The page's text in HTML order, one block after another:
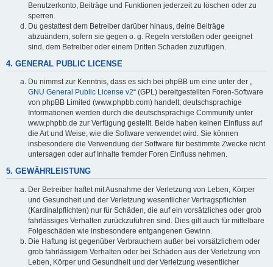
Benutzerkonto, Beiträge und Funktionen jederzeit zu löschen oder zu
sperren.
Du gestattest dem Betreiber darüber hinaus, deine Beiträge
abzuändern, sofern sie gegen o. g. Regeln verstoßen oder geeignet
sind, dem Betreiber oder einem Dritten Schaden zuzufügen.
4. GENERAL PUBLIC LICENSE
Du nimmst zur Kenntnis, dass es sich bei phpBB um eine unter der „
GNU General Public License v2“ (GPL) bereitgestellten Foren-Software
von phpBB Limited (www.phpbb.com) handelt; deutschsprachige
Informationen werden durch die deutschsprachige Community unter
www.phpbb.de zur Verfügung gestellt. Beide haben keinen Einfluss auf
die Art und Weise, wie die Software verwendet wird. Sie können
insbesondere die Verwendung der Software für bestimmte Zwecke nicht
untersagen oder auf Inhalte fremder Foren Einfluss nehmen.
5. GEWÄHRLEISTUNG
Der Betreiber haftet mit Ausnahme der Verletzung von Leben, Körper
und Gesundheit und der Verletzung wesentlicher Vertragspflichten
(Kardinalpflichten) nur für Schäden, die auf ein vorsätzliches oder grob
fahrlässiges Verhalten zurückzuführen sind. Dies gilt auch für mittelbare
Folgeschäden wie insbesondere entgangenen Gewinn.
Die Haftung ist gegenüber Verbrauchern außer bei vorsätzlichem oder
grob fahrlässigem Verhalten oder bei Schäden aus der Verletzung von
Leben, Körper und Gesundheit und der Verletzung wesentlicher